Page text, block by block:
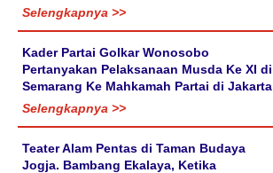
Selengkapnya >>
Kader Partai Golkar Wonosobo
Pertanyakan Pelaksanaan Musda Ke XI di
Semarang Ke Mahkamah Partai di Jakarta
Selengkapnya >>
Teater Alam Pentas di Taman Budaya
Jogja. Bambang Ekalaya, Ketika